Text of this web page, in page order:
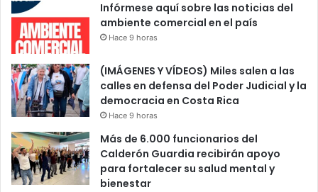
Infórmese aquí sobre las noticias del
ambiente comercial en el país
Hace 9 horas
(IMÁGENES Y VÍDEOS) Miles salen a las
calles en defensa del Poder Judicial y la
democracia en Costa Rica
Hace 9 horas
Más de 6.000 funcionarios del
Calderón Guardia recibirán apoyo
para fortalecer su salud mental y
bienestar